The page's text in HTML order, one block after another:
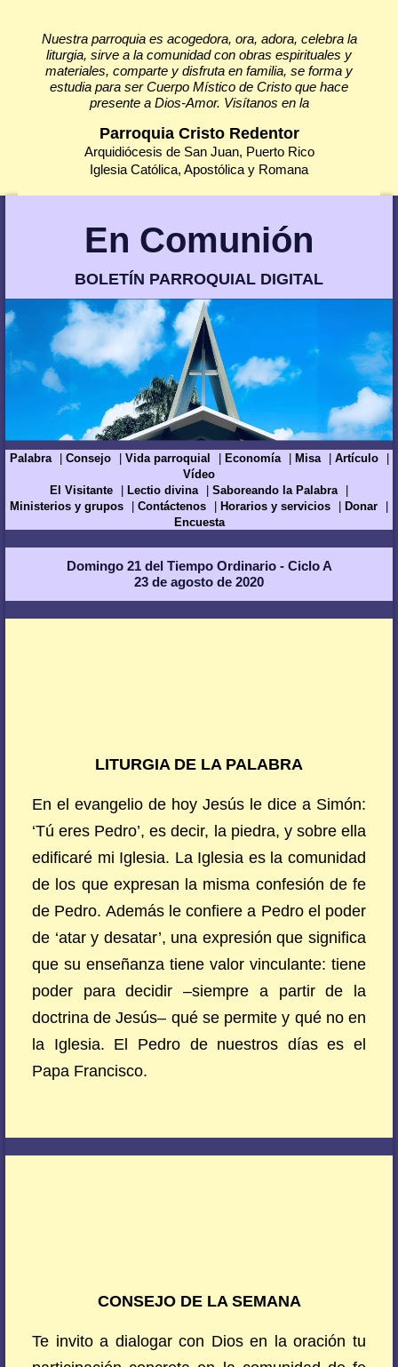
Nuestra parroquia es acogedora, ora, adora, celebra la
liturgia, sirve a la comunidad con obras espirituales y
materiales, comparte y disfruta en familia, se forma y
estudia para ser Cuerpo Místico de Cristo que hace
presente a Dios-Amor. Visítanos en la
Parroquia Cristo Redentor
Arquidiócesis de San Juan, Puerto Rico
Iglesia Católica, Apostólica y Romana
En Comunión
BOLETÍN PARROQUIAL DIGITAL
Palabra Consejo Vida parroquial Economía Misa
Artículo
Vídeo
El Visitante
Lectio divina
Saboreando la Palabra
Ministerios y grupos
Contáctenos Horarios y servicios
Donar
Encuesta
Domingo 21 del Tiempo Ordinario - Ciclo A
23 de agosto de 2020
LITURGIA DE LA PALABRA
En el evangelio de hoy Jesús le dice a Simón:
‘Tú eres Pedro’, es decir, la piedra, y sobre ella
edificaré mi Iglesia. La Iglesia es la comunidad
de los que expresan la misma confesión de fe
de Pedro. Además le confiere a Pedro el poder
de ‘atar y desatar’, una expresión que significa
que su enseñanza tiene valor vinculante: tiene
poder para decidir –siempre a partir de la
doctrina de Jesús– qué se permite y qué no en
la Iglesia. El Pedro de nuestros días es el
Papa Francisco.
CONSEJO DE LA SEMANA
Te invito a dialogar con Dios en la oración tu